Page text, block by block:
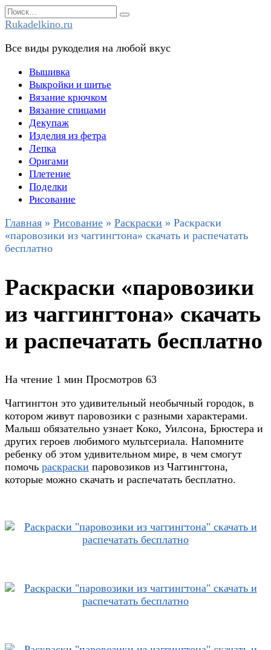
Перейти
к
Search
for:
Rukadelkino.ru
Все виды рукоделия на любой вкус
Вышивка
Выкройки и шитье
Вязание крючком
Вязание спицами
Декупаж
Изделия из фетра
Лепка
Оригами
Плетение
Поделки
Рисование
Главная » Рисование » Раскраски » Раскраски
«паровозики из чаггингтона» скачать и распечатать
бесплатно
Раскраски «паровозики
из чаггингтона» скачать
и распечатать бесплатно
На чтение 1 мин Просмотров 63
Чаггингтон это удивительный необычный городок, в
котором живут паровозики с разными характерами.
Малыш обязательно узнает Коко, Уилсона, Брюстера и
других героев любимого мультсериала. Напомните
ребенку об этом удивительном мире, в чем смогут
помочь раскраски паровозиков из Чаггингтона,
которые можно скачать и распечатать бесплатно.